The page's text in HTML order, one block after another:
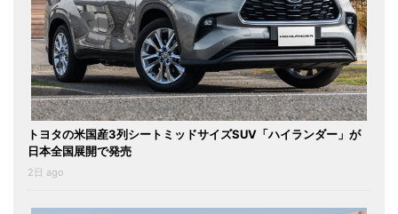
トヨタの米国産3列シートミッドサイズSUV「ハイランダー」が
日本全国展開で発売
2日 ago